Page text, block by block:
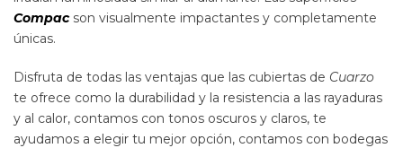
Compacson visualmente impactantes y completamente
únicas.
Disfruta de todas las ventajas que las cubiertas de Cuarzo
te ofrece como la durabilidad y la resistencia a las rayaduras
y al calor, contamos con tonos oscuros y claros, te
ayudamos a elegir tu mejor opción, contamos con bodegas